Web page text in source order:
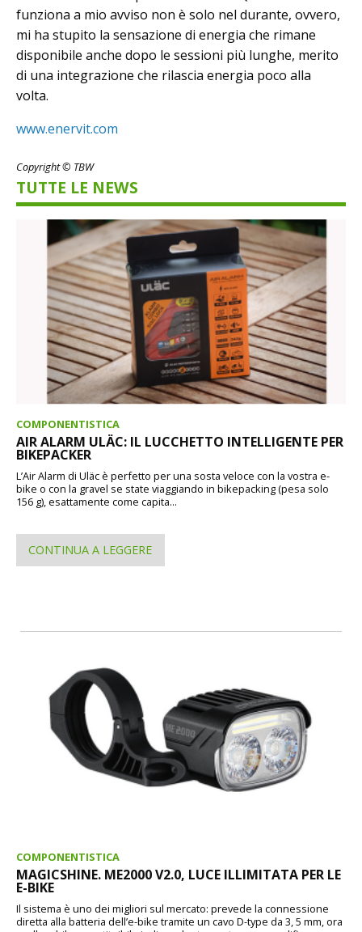
funziona a mio avviso non è solo nel durante, ovvero,
mi ha stupito la sensazione di energia che rimane
disponibile anche dopo le sessioni più lunghe, merito
di una integrazione che rilascia energia poco alla
volta.
www.enervit.com
Copyright © TBW
TUTTE LE NEWS
COMPONENTISTICA
AIR ALARM ULÄC: IL LUCCHETTO INTELLIGENTE PER
BIKEPACKER
L’Air Alarm di Uläc è perfetto per una sosta veloce con la vostra e-
bike o con la gravel se state viaggiando in bikepacking (pesa solo
156 g), esattamente come capita...
CONTINUA A LEGGERE
COMPONENTISTICA
MAGICSHINE. ME2000 V2.0, LUCE ILLIMITATA PER LE
E-BIKE
Il sistema è uno dei migliori sul mercato: prevede la connessione
diretta alla batteria dell’e-bike tramite un cavo D-type da 3, 5 mm, ora